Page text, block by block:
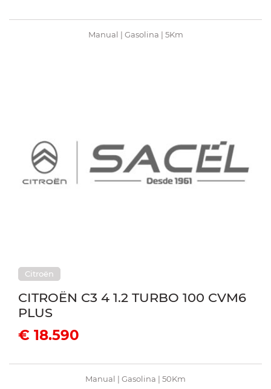
Manual | Gasolina | 5Km
Citroën
CITROËN C3 4 1.2 TURBO 100 CVM6
PLUS
€ 18.590
Manual | Gasolina | 50Km